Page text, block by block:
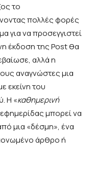
το
πολλές φορές
για να προσεγγιστεί
έκδοση τηςPostθα
αλλά η
αναγνώστες μια
εκείνη του
H «καθημερινή
μπορεί να
μια «δέσμη», ένα
άρθρο ή